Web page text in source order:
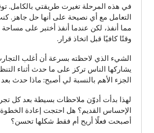
في هذه المرحلة تغيرت طريقتي بالكامل.
التعامل مع أي نصيحة على أنها حل جاهز. كنت
مما أنفذ، لكن عندما أنفذ أختبر على
وقتًا كافيًا قبل اتخاذ قرار.
الشيء الذي لاحظته بسرعة أن أغلب
يشاركها الناس تركز على ما حدث أثناء
الجزء الأهم بالنسبة لي أصبح: ماذا حدث
لهذا بدأت أدوّن ملاحظات بسيطة بعد كل
الإحساس القديم؟ هل احتجت إعادة
أصبحت فعلًا أريح أم فقط شكلها تحسن؟